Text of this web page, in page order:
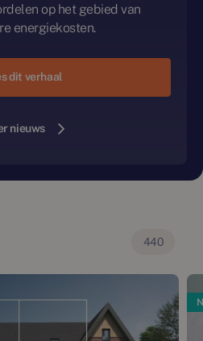
op het gebied van
energiekosten.
dit verhaal
nieuws
440